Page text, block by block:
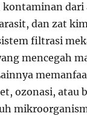
dari
dan zat
filtrasi
mencegah
ozonasi, atau